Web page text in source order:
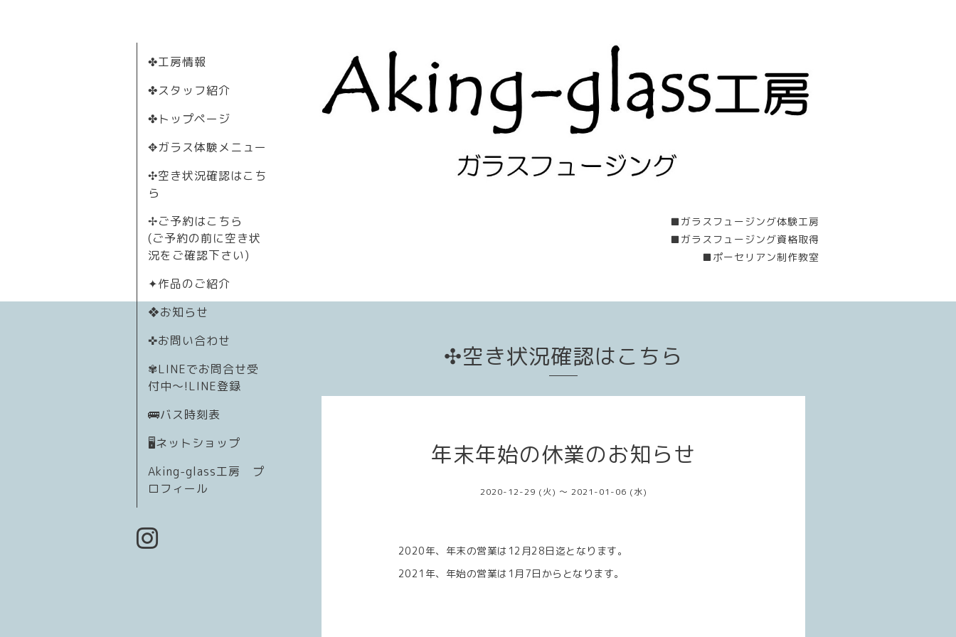
■ガラスフュージング体験工房
■ガラスフュージング資格取得
■ポーセリアン制作教室
✤工房情報
✤スタッフ紹介
✤トップページ
✥ガラス体験メニュー
✣空き状況確認はこち
ら
✢ご予約はこちら
(ご予約の前に空き状
況をご確認下さい)
✦作品のご紹介
❖お知らせ
✜お問い合わせ
✾LINEでお問合せ受
付中〜!LINE登録
🚌バス時刻表
🖥️ネットショップ
Aking-glass工房 プ
ロフィール
✣空き状況確認はこちら
年末年始の休業のお知らせ
2020-12-29 (火) ～ 2021-01-06 (水)
2020年、年末の営業は12月28日迄となります。
2021年、年始の営業は1月7日からとなります。